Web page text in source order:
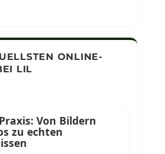
ONLINE-
LIL
Von Bildern
zu echten